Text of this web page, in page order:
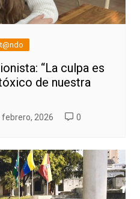
“La culpa es
de nuestra
febrero, 2026 0